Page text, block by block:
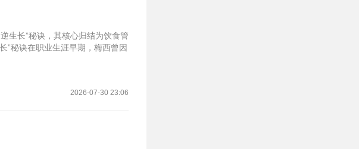
生长”秘诀，其核心归结为饮食管
”秘诀在职业生涯早期，梅西曾因
2026-07-30 23:06